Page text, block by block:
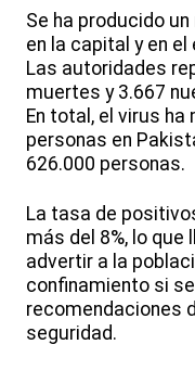
Se ha producido
en la capital y en
Las autoridades
muertes y 3.667
En total, el virus
personas en
626.000 personas.
La tasa de
más del 8%, lo
advertir a la
confinamiento si
recomendaciones
seguridad.